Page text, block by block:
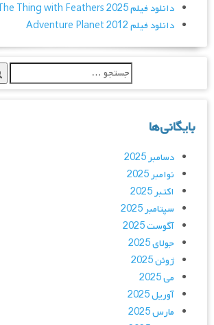
دانلود فیلم The Thing with Feathers 2025
دانلود فیلم Adventure Planet 2012
بایگانی‌ها
دسامبر 2025
نوامبر 2025
اکتبر 2025
سپتامبر 2025
آگوست 2025
جولای 2025
ژوئن 2025
می 2025
آوریل 2025
مارس 2025